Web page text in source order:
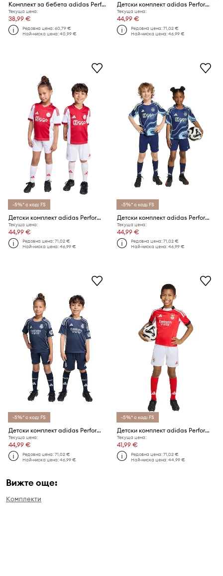
Комплект за бебета adidas Performance JUVENTUS
Текуща цена:
38,99 €
Редовна цена:60,79 €
Най-ниска цена:40,99 €
Детски комплект adidas Performance FCK (2 броя)
Текуща цена:
44,99 €
Редовна цена:71,02 €
Най-ниска цена:46,99 €
-5%* с код: FS
Детски комплект adidas Performance AJAX
Текуща цена:
44,99 €
Редовна цена:71,02 €
Най-ниска цена:46,99 €
-5%* с код: FS
Детски комплект adidas Performance AJAX
Текуща цена:
44,99 €
Редовна цена:71,02 €
Най-ниска цена:46,99 €
-5%* с код: FS
Детски комплект adidas Performance REAL MADRID
Текуща цена:
44,99 €
Редовна цена:71,02 €
Най-ниска цена:46,99 €
-5%* с код: FS
Детски комплект adidas Performance SLB
Текуща цена:
41,99 €
Редовна цена:71,02 €
Най-ниска цена:44,99 €
Вижте още:
Комплекти